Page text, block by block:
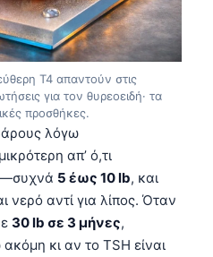
T4 απαντούν στις
για τον θυρεοειδή· τα
προσθήκες.
λόγω
απ’ ό,τι
5 έως 10 lb, και
νερό αντί για λίπος. Όταν
30 lb σε 3 μήνες,
κι αν το TSH είναι